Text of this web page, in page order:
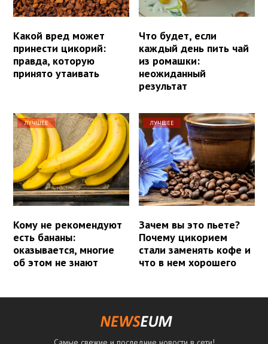
Какой вред может
принести цикорий:
правда, которую
принято утаивать
Что будет, если
каждый день пить чай
из ромашки:
неожиданный
результат
ЛУЧШЕЕ
Кому не рекомендуют
есть бананы:
оказывается, многие
об этом не знают
ЛУЧШЕЕ
Зачем вы это пьете?
Почему цикорием
стали заменять кофе и
что в нем хорошего